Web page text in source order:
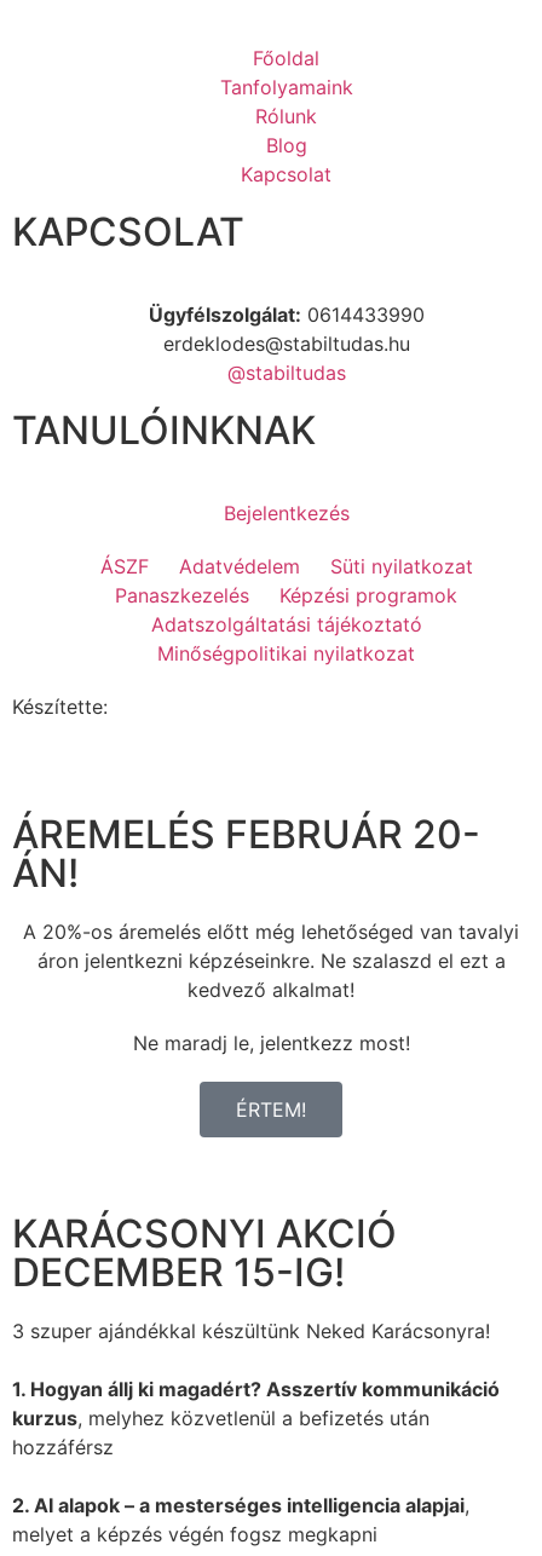
Főoldal
Tanfolyamaink
Rólunk
Blog
Kapcsolat
KAPCSOLAT
Ügyfélszolgálat: 0614433990
erdeklodes@stabiltudas.hu
@stabiltudas
TANULÓINKNAK
Bejelentkezés
ÁSZF Adatvédelem
Süti nyilatkozat
Panaszkezelés
Képzési programok
Adatszolgáltatási tájékoztató
Minőségpolitikai nyilatkozat
Készítette:
ÁREMELÉS FEBRUÁR 20-
ÁN!
A 20%-os áremelés előtt még lehetőséged van tavalyi
áron jelentkezni képzéseinkre. Ne szalaszd el ezt a
kedvező alkalmat!
Ne maradj le, jelentkezz most!
ÉRTEM!
KARÁCSONYI AKCIÓ
DECEMBER 15-IG!
3 szuper ajándékkal készültünk Neked Karácsonyra!
1. Hogyan állj ki magadért? Asszertív kommunikáció
kurzus, melyhez közvetlenül a befizetés után
hozzáférsz
2. AI alapok – a mesterséges intelligencia alapjai,
melyet a képzés végén fogsz megkapni